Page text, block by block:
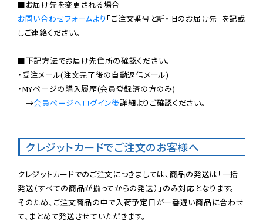
お問い合わせフォームより 「ご注文番号と新・旧のお届け先」を記載
しご連絡ください。
■下記方法でお届け先住所の確認ください。
・受注メール(注文完了後の自動返信メール)
・MYページの購入履歴(会員登録済の方のみ)
→会員ページへログイン後詳細よりご確認ください。
クレジットカードでご注文のお客様へ
クレジットカードでのご注文につきましては、商品の発送は「一括
発送（すべての商品が揃ってからの発送）」のみ対応となります。
そのため、ご注文商品の中で入荷予定日が一番遅い商品に合わせ
て、まとめて発送させていただきます。